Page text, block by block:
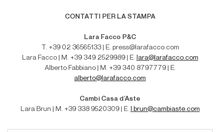
CONTATTI PER LA STAMPA
Lara Facco P&C
T. +39 02 36565133 | E. press@larafacco.com
Lara Facco | M. +39 349 2529989 | E. lara@larafacco.com
Alberto Fabbiano | M. +39 340 8797779 | E.
alberto@larafacco.com
Cambi Casa d’Aste
Lara Brun | M . +39 338 9520309 | E. l.brun@cambiaste.com